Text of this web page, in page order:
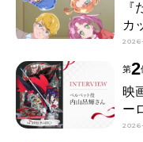
カ
第2
映
ー